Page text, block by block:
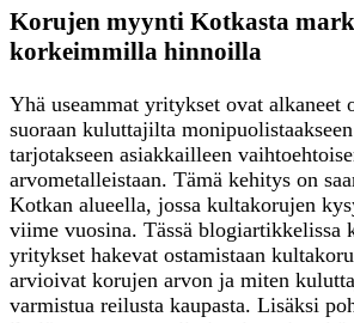
Korujen myynti Kotkasta
korkeimmilla hinnoilla
Yhä useammat yritykset ovat alkaneet
suoraan kuluttajilta
tarjotakseen asiakkailleen
arvometalleistaan. Tämä kehitys on
Kotkan alueella, jossa kultakorujen
viime vuosina. Tässä blogiartikkelissa
yritykset hakevat ostamistaan
arvioivat korujen arvon ja miten
varmistua reilusta kaupasta. Lisäksi